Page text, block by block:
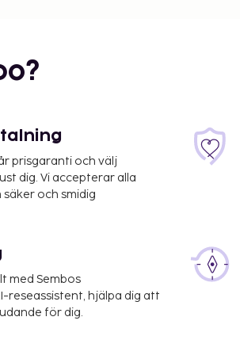
du använder
gratis dagstidningar i
tur/retur
prisgaranti och välj
dig. Vi accepterar alla
och smidig
med Sembos
reseassistent, hjälpa dig att
för dig.